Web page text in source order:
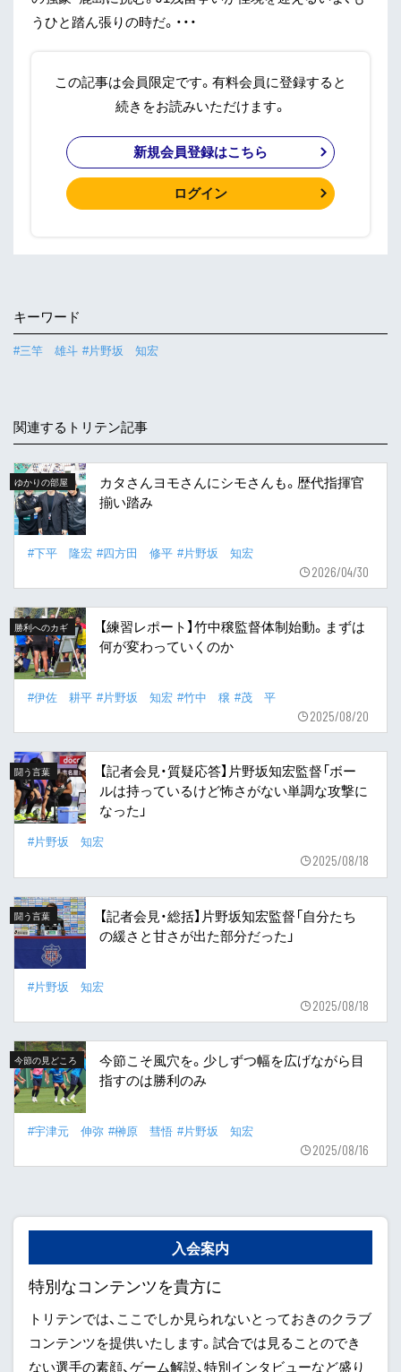
うひと踏ん張りの時だ。・・・
この記事は会員限定です。有料会員に登録すると
続きをお読みいただけます。
新規会員登録はこちら
ログイン
キーワード
#三竿 雄斗 #片野坂 知宏
関連するトリテン記事
ゆかりの部屋
カタさんヨモさんにシモさんも。歴代指揮官
揃い踏み
#下平 隆宏 #四方田 修平 #片野坂 知宏
2026/04/30
勝利へのカギ
【練習レポート】竹中穣監督体制始動。まずは
何が変わっていくのか
#伊佐 耕平 #片野坂 知宏 #竹中 穣 #茂 平
2025/08/20
闘う言葉
【記者会見・質疑応答】片野坂知宏監督「ボー
ルは持っているけど怖さがない単調な攻撃に
なった」
#片野坂 知宏
2025/08/18
闘う言葉
【記者会見・総括】片野坂知宏監督「自分たち
の緩さと甘さが出た部分だった」
#片野坂 知宏
2025/08/18
今節の見どころ
今節こそ風穴を。少しずつ幅を広げながら目
指すのは勝利のみ
#宇津元 伸弥 #榊原 彗悟 #片野坂 知宏
2025/08/16
入会案内
特別なコンテンツを貴方に
トリテンでは、ここでしか見られないとっておきのクラブ
コンテンツを提供いたします。試合では見ることのでき
ない選手の素顔、ゲーム解説、特別インタビューなど盛り